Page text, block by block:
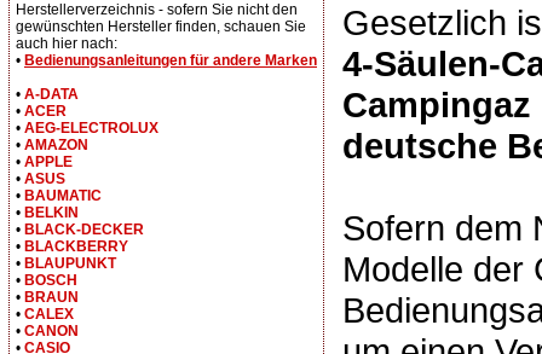
Gesetzlich
4-Säulen-
deutsche
Sofern dem
Modelle der
Herstellerverzeichnis - sofern Sie nicht den
gewünschten Hersteller finden, schauen Sie
auch hier nach:
• Bedienungsanleitungen für andere Marken
• A-DATA
• ACER
• AEG-ELECTROLUX
• AMAZON
• APPLE
• ASUS
• BAUMATIC
• BELKIN
• BLACK-DECKER
• BLACKBERRY
• BLAUPUNKT
• BOSCH
• BRAUN
• CALEX
• CANON
• CASIO